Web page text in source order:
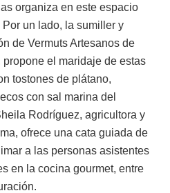
organiza en este espacio
un lado, la sumiller y
de Vermuts Artesanos de
el maridaje de estas
tostones de plátano,
con sal marina del
Rodríguez, agricultora y
ofrece una cata guiada de
a las personas asistentes
en la cocina gourmet, entre